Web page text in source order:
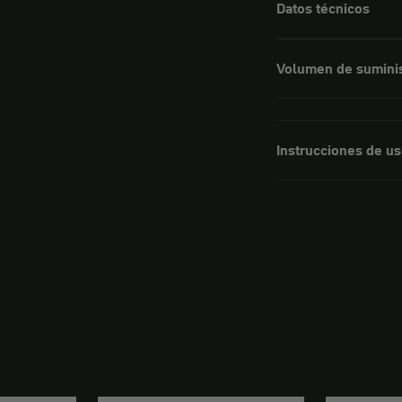
Datos técnicos
Volumen de
Instrucciones de